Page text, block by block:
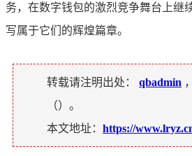
务，在数字钱包的激烈竞争舞台上继
写属于它们的辉煌篇章。
转载请注明出处： qbadmin
（）。
本文地址： https://